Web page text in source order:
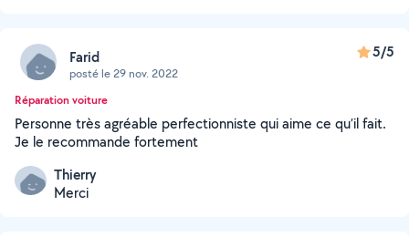
Farid
posté le 29 nov. 2022
5/5
Réparation voiture
Personne très agréable perfectionniste qui aime ce qu’il fait.
Je le recommande fortement
Thierry
Merci